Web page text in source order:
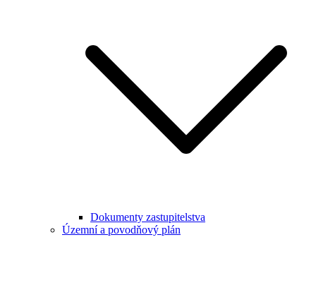
Dokumenty zastupitelstva
Územní a povodňový plán